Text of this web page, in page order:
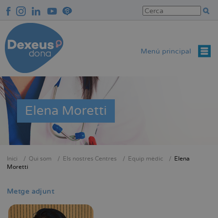
contingut
Menú principal
Elena Moretti
Fil
Inici Qui som Els nostres Centres Equip mèdic
Elena
Moretti
Metge adjunt